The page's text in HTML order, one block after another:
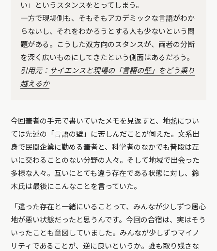
い」というスタンスをとってしまう。
一方で現場側も、そもそもアカデミックな言語がわか
らないし、それをわかろうとする人も少ないという問
題がある。こうした双方向のスタンスが、両者の分断
を深く広いものにしてきたという側面はあるだろう。
引用元： サイエンスと現場の「言語の壁」をどう乗り
越えるか
今回筆者の手元で書いていたメモを見返すと、地熱につい
ては先述の「言語の壁」に苦しんだことが伺えた。文系出
身で民間企業に勤める筆者と、科学者のなかでも普段は互
いに交わることのない分野の人々。そして地域で出会った
多様な人々。互いにとても違う存在である状態に対し、鈴
木氏は最後にこんなことを言っていた。
「違った存在と一緒にいることって、みんなが少しずつ居心
地が悪い状態だったと思うんです。今回の合宿は、実はそう
いったことも意図していました。みんなが少しずつマイノ
リティであることが、逆に良いというか。誰も取り残さな